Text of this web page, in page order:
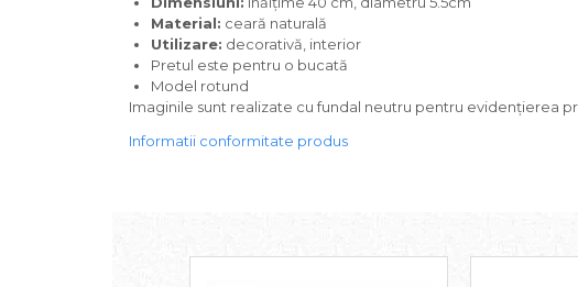
Material: ceară naturală
Utilizare: decorativă, interior
Pretul este pentru o bucată
Model rotund
Imaginile sunt realizate cu fundal neutru pentru evidențierea
Informatii conformitate produs